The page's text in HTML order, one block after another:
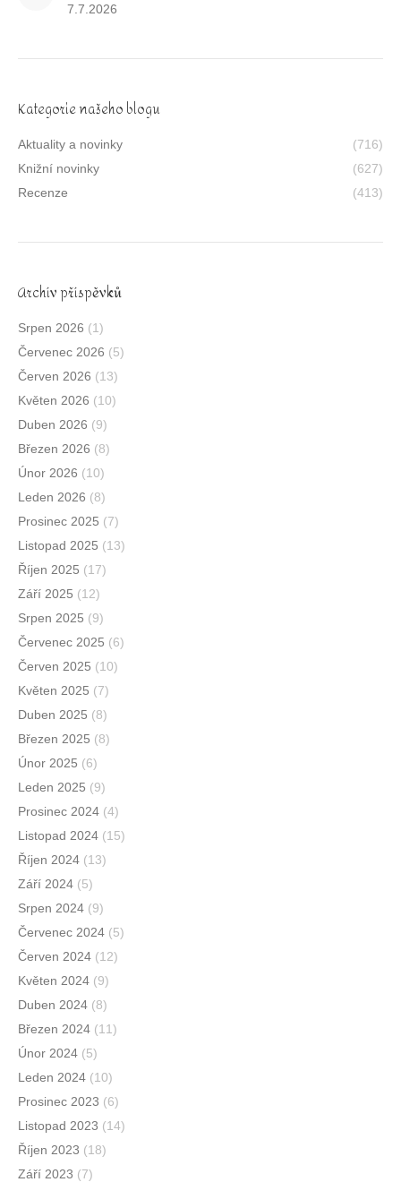
7.7.2026
Kategorie našeho blogu
Aktuality a novinky
(716)
Knižní novinky
(627)
Recenze
(413)
Archív příspěvků
Srpen 2026 (1)
Červenec 2026 (5)
Červen 2026 (13)
Květen 2026 (10)
Duben 2026 (9)
Březen 2026 (8)
Únor 2026 (10)
Leden 2026 (8)
Prosinec 2025 (7)
Listopad 2025 (13)
Říjen 2025 (17)
Září 2025 (12)
Srpen 2025 (9)
Červenec 2025 (6)
Červen 2025 (10)
Květen 2025 (7)
Duben 2025 (8)
Březen 2025 (8)
Únor 2025 (6)
Leden 2025 (9)
Prosinec 2024 (4)
Listopad 2024 (15)
Říjen 2024 (13)
Září 2024 (5)
Srpen 2024 (9)
Červenec 2024 (5)
Červen 2024 (12)
Květen 2024 (9)
Duben 2024 (8)
Březen 2024 (11)
Únor 2024 (5)
Leden 2024 (10)
Prosinec 2023 (6)
Listopad 2023 (14)
Říjen 2023 (18)
Září 2023 (7)